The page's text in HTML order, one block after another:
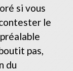
si vous
le
pas,
du